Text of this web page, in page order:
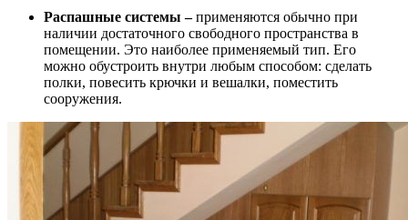
Распашные системы –применяются обычно при
наличии достаточного свободного пространства в
помещении. Это наиболее применяемый тип. Его
можно обустроить внутри любым способом: сделать
полки, повесить крючки и вешалки, поместить
сооружения.